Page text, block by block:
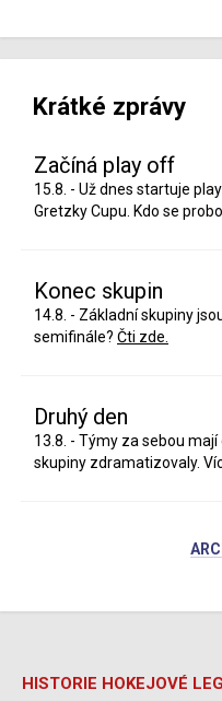
Krátké zprávy
Začíná play off
15.8. - Už dnes startuje
Gretzky Cupu. Kdo se
Konec skupin
14.8. - Základní skupiny
semifinále? Čti zde.
Druhý den
13.8. - Týmy za sebou
skupiny zdramatizovaly.
HISTORIE HOKEJOVÉ